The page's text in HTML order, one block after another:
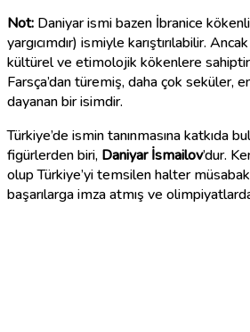
Not: Daniyar ismi bazen İbranice kökenli
yargıcımdır) ismiyle karıştırılabilir.
kültürel ve etimolojik kökenlere
Farsça’dan türemiş, daha çok seküler,
dayanan bir isimdir.
Türkiye’de ismin tanınmasına katkıda
figürlerden biri, Daniyar İsmailov’dur.
olup Türkiye’yi temsilen halter
başarılarga imza atmış ve